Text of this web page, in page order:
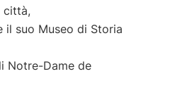
città,
suo Museo di Storia
Notre-Dame de